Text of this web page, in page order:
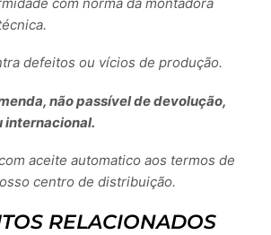
defeitos ou vícios de produção.
não passível de devolução,
internacional.
aceite automatico aos termos de
centro de distribuição.
RELACIONADOS